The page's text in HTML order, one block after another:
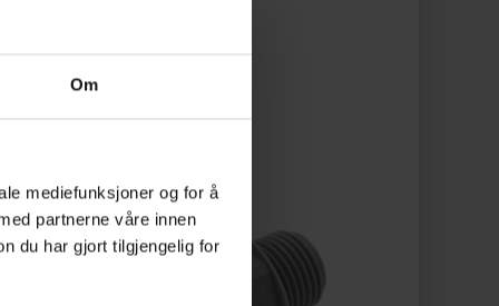
Om
mediefunksjoner og for å
partnerne våre innen
du har gjort tilgjengelig for